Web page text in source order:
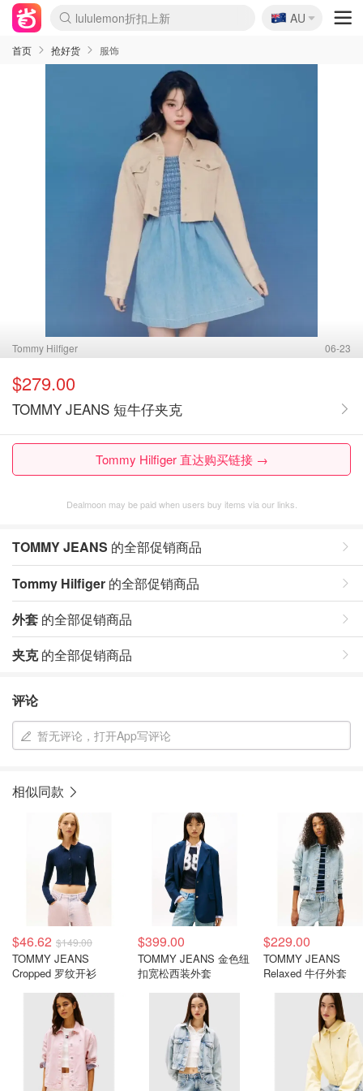
lululemon折扣上新
Sasa美妆护肤3.5折
SSENSE年中2.5折
FreshBeauty好价汇总
Cettire降价+叠9折
WWS Coles超市实拍
viagogo二手票捡漏
Myer超级周末
The Outnet奢牌1折起
David Jones 3折起
Flannels大牌1折
Perfumes Club护肤1折
AMIRO面罩$251
Amazon折扣汇总
eToro入金$200送$50
Amazon数码好物
ICONIC本周7.5折
ThedoubleF高奢地板价
Moose Knuckles 6折
丝芙兰5折起
EUFY摄像头$98
Selenichast首饰2折
Trip机票酒店促销
YSL送5件彩妆礼
Amazon家居好物
Amazon美妆护肤
雅漾大喷$8
过敏原检测盒$33
伊索独家赠50ml沐浴露
科颜氏高保湿面霜$29
SEALIFE海洋馆门票6折
丝塔芙大白罐$16
订阅Newsletter送香薰
Cult Beauty 6.8折
Harrods圣诞日历$525
LN-CC奢牌私促3折
d'Alba空姐喷雾$16
EVE LOM套装£56
Bernardelli独家4折
Adore Beauty 6折起
CT圣诞日历
Mytheresa奢品2.7折
Luxury Escapes 9折
Currentbody美容仪$881
MOON Garden Live
Roborock扫地机$649
Tingo Life水杯$24
Valentino官网5折
CR洗护套装$23
修丽可4件套$159
Myer彩妆2件7折
GANNI官网4.5折
Stylevana韩妆4折
Tessabit高奢8.5折
OGX洗发水$11
Amazon阿德莱德次日达
卡诗8.5折+赠礼
Philips Hue灯具8折
🇦🇺
AU
首页 抢好货 服饰
Tommy Hilfiger 06-23
$279.00
TOMMY JEANS 短牛仔夹克
Tommy Hilfiger 直达购买链接 →
Dealmoon may be paid when users buy items via our links.
TOMMY JEANS 的全部促销商品
Tommy Hilfiger 的全部促销商品
外套 的全部促销商品
夹克的全部促销商品
评论
暂无评论，打开App写评论
相似同款
$46.62 $149.00
TOMMY JEANS
Cropped 罗纹开衫
$399.00
TOMMY JEANS 金色纽
扣宽松西装外套
$229.00
TOMMY JEANS
Relaxed 牛仔外套